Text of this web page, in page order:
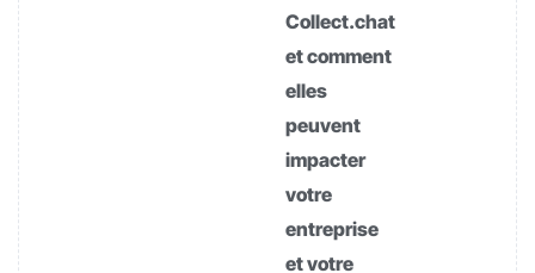
Collect.chat
et comment
elles
peuvent
impacter
votre
entreprise
et votre